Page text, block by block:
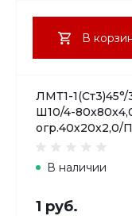
В
ЛМТ1-
Ш10/4-
огр.40х20х2,0/
В наличии
1 руб.